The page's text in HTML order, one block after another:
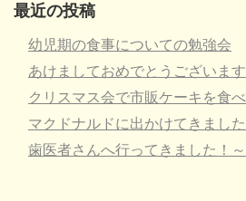
最近の投稿
幼児期の食事についての勉強会
あけましておめでとうございま
クリスマス会で市販ケーキを食
マクドナルドに出かけてきました
歯医者さんへ行ってきました！